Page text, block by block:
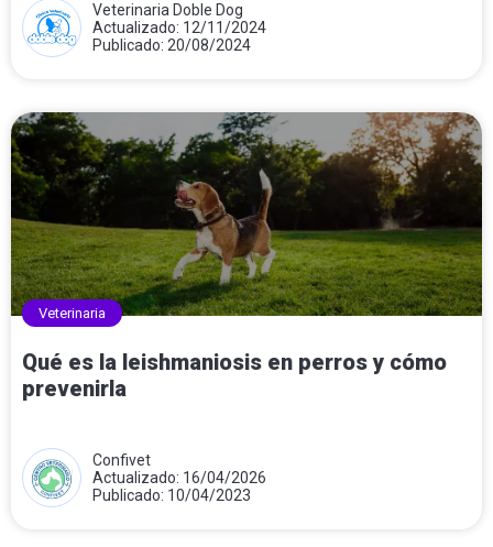
Veterinaria Doble Dog
Actualizado: 12/11/2024
Publicado: 20/08/2024
Veterinaria
Qué es la leishmaniosis en perros y cómo
prevenirla
Confivet
Actualizado: 16/04/2026
Publicado: 10/04/2023